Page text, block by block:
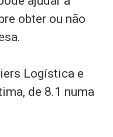
obter ou não
Logística e
de 8.1 numa